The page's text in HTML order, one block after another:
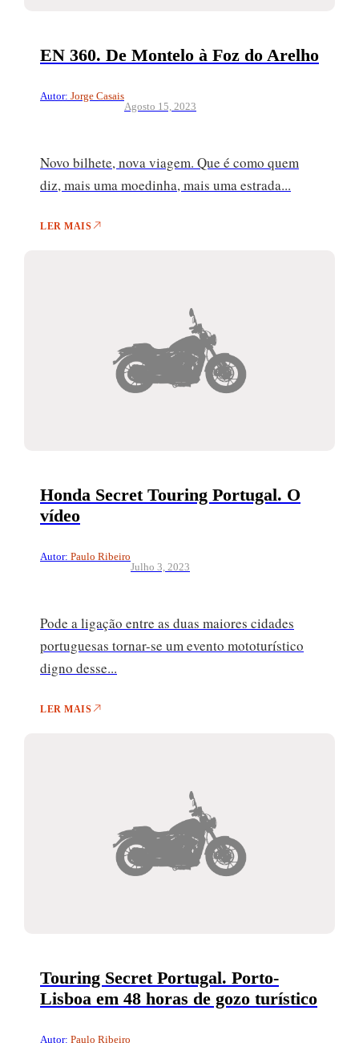
EN 360. De Montelo à Foz do Arelho
Autor: Jorge Casais
Agosto 15, 2023
Novo bilhete, nova viagem. Que é como quem
diz, mais uma moedinha, mais uma estrada...
LER MAIS
Honda Secret Touring Portugal. O
vídeo
Autor: Paulo Ribeiro
Julho 3, 2023
Pode a ligação entre as duas maiores cidades
portuguesas tornar-se um evento mototurístico
digno desse...
LER MAIS
Touring Secret Portugal. Porto-
Lisboa em 48 horas de gozo turístico
Autor: Paulo Ribeiro